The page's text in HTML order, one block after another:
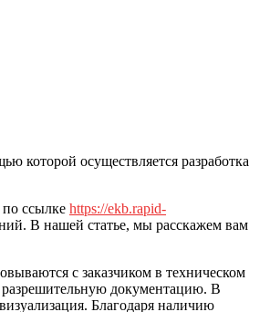
которой осуществляется разработка
ссылке https://ekb.rapid-
В нашей статье, мы расскажем вам
с заказчиком в техническом
разрешительную документацию. В
Благодаря наличию